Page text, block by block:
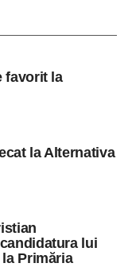
favorit la
la Alternativa
lui
Primăria